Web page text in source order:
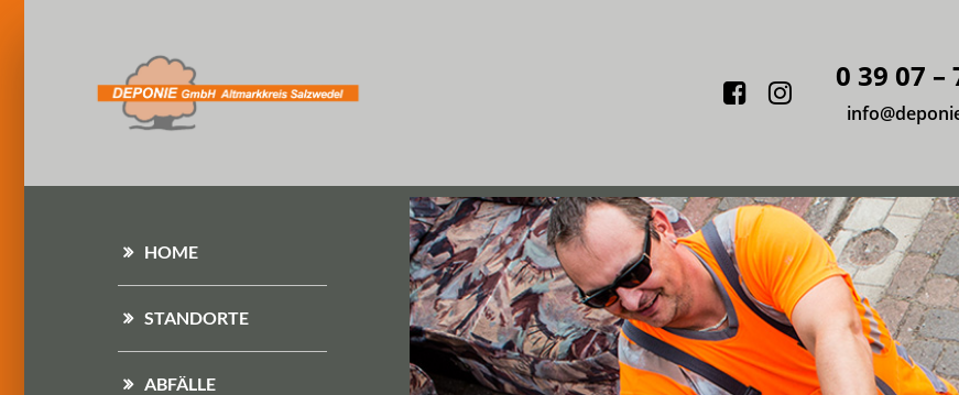
Facebook
Instagram
0 39 07 –
HOME
STANDORTE
ABFÄLLE